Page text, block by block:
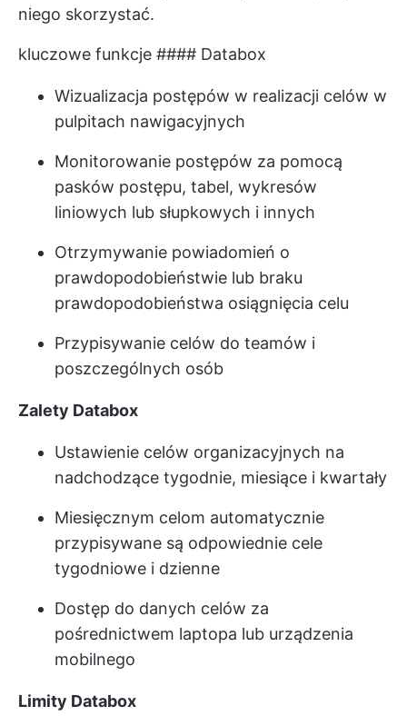
niego skorzystać.
kluczowe funkcje #### Databox
Wizualizacja postępów w realizacji celów w
pulpitach nawigacyjnych
Monitorowanie postępów za pomocą
pasków postępu, tabel, wykresów
liniowych lub słupkowych i innych
Otrzymywanie powiadomień o
prawdopodobieństwie lub braku
prawdopodobieństwa osiągnięcia celu
Przypisywanie celów do teamów i
poszczególnych osób
Zalety Databox
Ustawienie celów organizacyjnych na
nadchodzące tygodnie, miesiące i kwartały
Miesięcznym celom automatycznie
przypisywane są odpowiednie cele
tygodniowe i dzienne
Dostęp do danych celów za
pośrednictwem laptopa lub urządzenia
mobilnego
Limity Databox